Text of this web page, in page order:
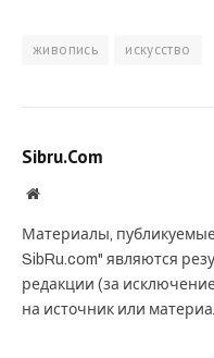
живопись искусство
Sibru.Com
Website
Материалы,
SibRu.com" являются
редакции (за
на источник или